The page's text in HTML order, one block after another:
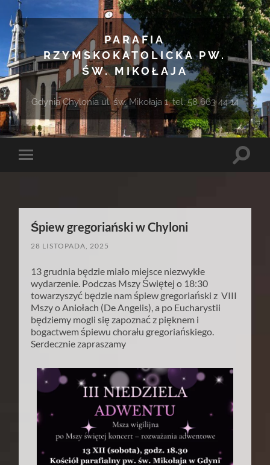
PARAFIA
RZYMSKOKATOLICKA PW.
ŚW. MIKOŁAJA
Gdynia Chylonia ul. św. Mikołaja 1, tel. 58 663 44 14
Toggle
Toggle
Śpiew gregoriański w Chyloni
28 LISTOPADA, 2025
13 grudnia będzie miało miejsce niezwykłe
wydarzenie. Podczas Mszy Świętej o 18:30
towarzyszyć będzie nam śpiew gregoriański z VIII
Mszy o Aniołach (De Angelis), a po Eucharystii
będziemy mogli się zapoznać z pięknem i
bogactwem śpiewu chorału gregoriańskiego.
Serdecznie zapraszamy